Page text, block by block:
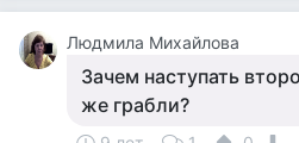
Людмила Михайлова
Зачем наступать
же грабли?